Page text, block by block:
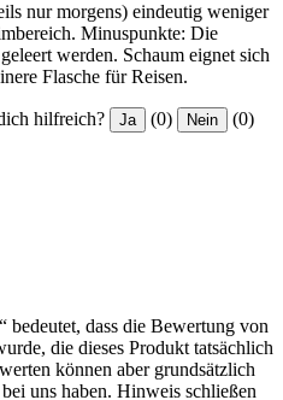
nur morgens) eindeutig weniger
Minuspunkte: Die
werden. Schaum eignet sich
Flasche für Reisen.
hilfreich? Ja (0) Nein (0)
bedeutet, dass die Bewertung von
die dieses Produkt tatsächlich
können aber grundsätzlich
uns haben. Hinweis schließen